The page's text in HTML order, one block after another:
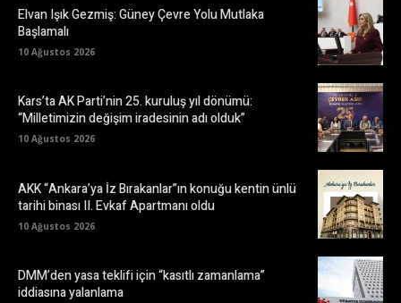
Elvan Işık Gezmiş: Güney Çevre Yolu Mutlaka
Başlamalı
10 Ağustos 2026
Kars’ta AK Parti’nin 25. kuruluş yıl dönümü:
“Milletimizin değişim iradesinin adı olduk”
10 Ağustos 2026
AKK “Ankara’ya İz Bırakanlar”ın konuğu kentin ünlü
tarihi binası II. Evkaf Apartmanı oldu
10 Ağustos 2026
DMM’den yasa teklifi için “kasıtlı zamanlama”
iddiasına yalanlama